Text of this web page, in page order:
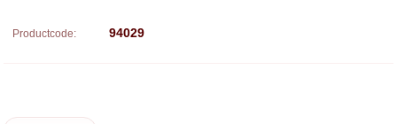
Productcode: 94029